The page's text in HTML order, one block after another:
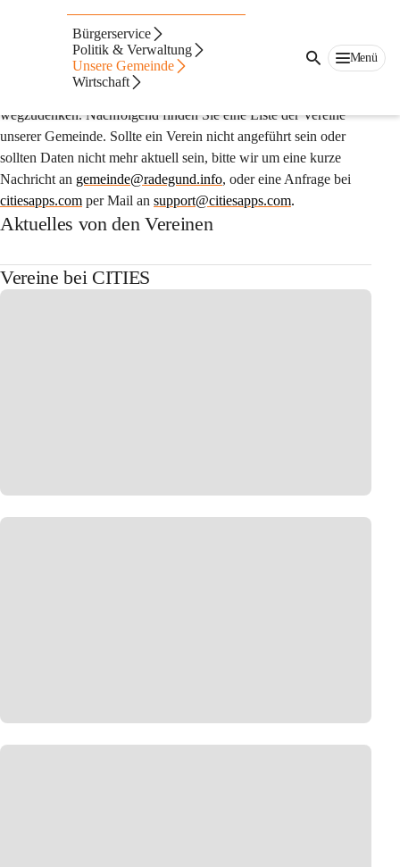
Bürgerservice
Politik & Verwaltung
Unsere Gemeinde
Wirtschaft
Menü
Unsere Vereine
Vereine sind aus dem öffentlichen Leben nicht mehr
wegzudenken. Nachfolgend finden Sie eine Liste der Vereine
unserer Gemeinde. Sollte ein Verein nicht angeführt sein oder
sollten Daten nicht mehr aktuell sein, bitte wir um eine kurze
Nachricht an gemeinde@radegund.info, oder eine Anfrage bei
citiesapps.com per Mail an support@citiesapps.com.
Aktuelles von den Vereinen
Vereine bei CITIES